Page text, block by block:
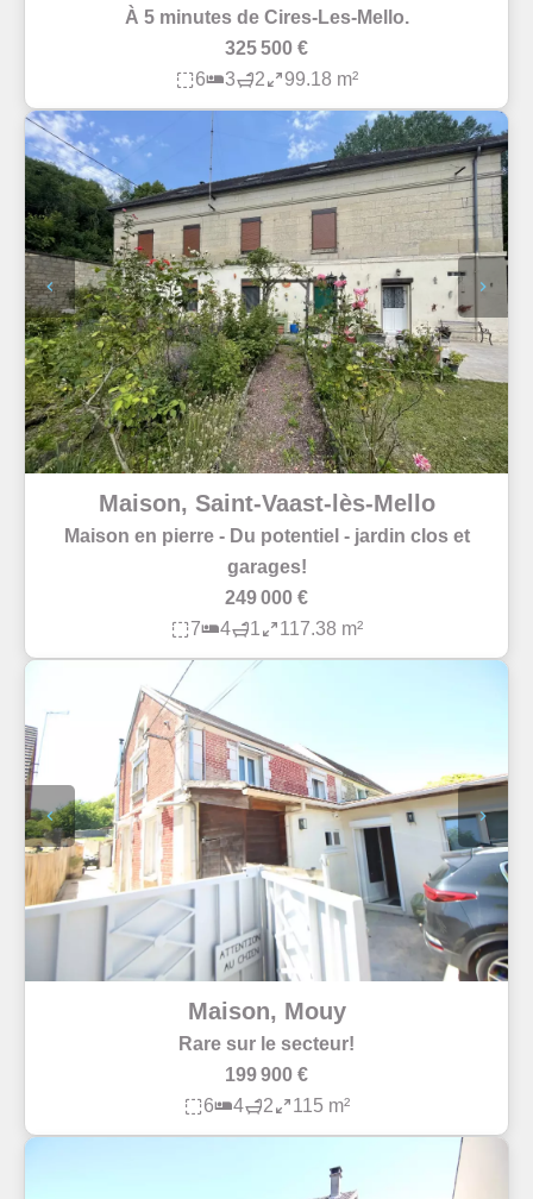
À 5 minutes de Cires-Les-Mello.
325 500 €
6
3 2 99.18 m²
Maison, Saint-Vaast-lès-Mello
Maison en pierre - Du potentiel - jardin clos et
garages!
249 000 €
7
4 1 117.38 m²
Maison, Mouy
Rare sur le secteur!
199 900 €
6
4 2 115 m²